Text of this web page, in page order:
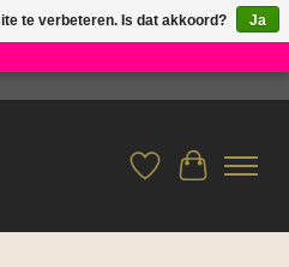
×
Verlanglijst
te verbeteren. Is dat akkoord?
Ja